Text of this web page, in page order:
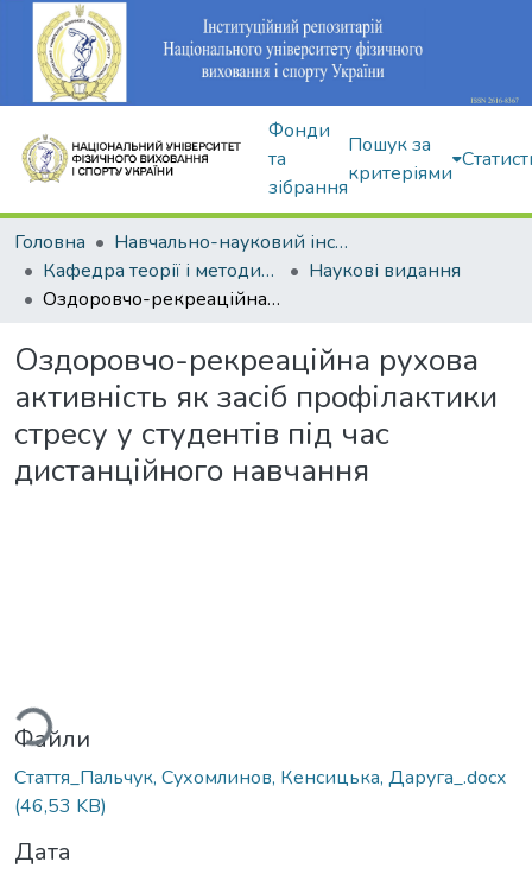
Фонди
та
зібрання
Пошук за
критеріями
Головна
Навчально-науковий інститут здоров'я, реабілітації та фізичного виховання
Кафедра теорії і методики фізичного виховання
Наукові видання
Оздоровчо-рекреаційна рухова активність як засіб профілактики стресу у студентів під час дистанційного навчання
Оздоровчо-рекреаційна рухова
активність як засіб профілактики
стресу у студентів під час
дистанційного навчання
Файли
Стаття_Пальчук, Сухомлинов, Кенсицька, Даруга_.docx
(46,53 KB)
Дата